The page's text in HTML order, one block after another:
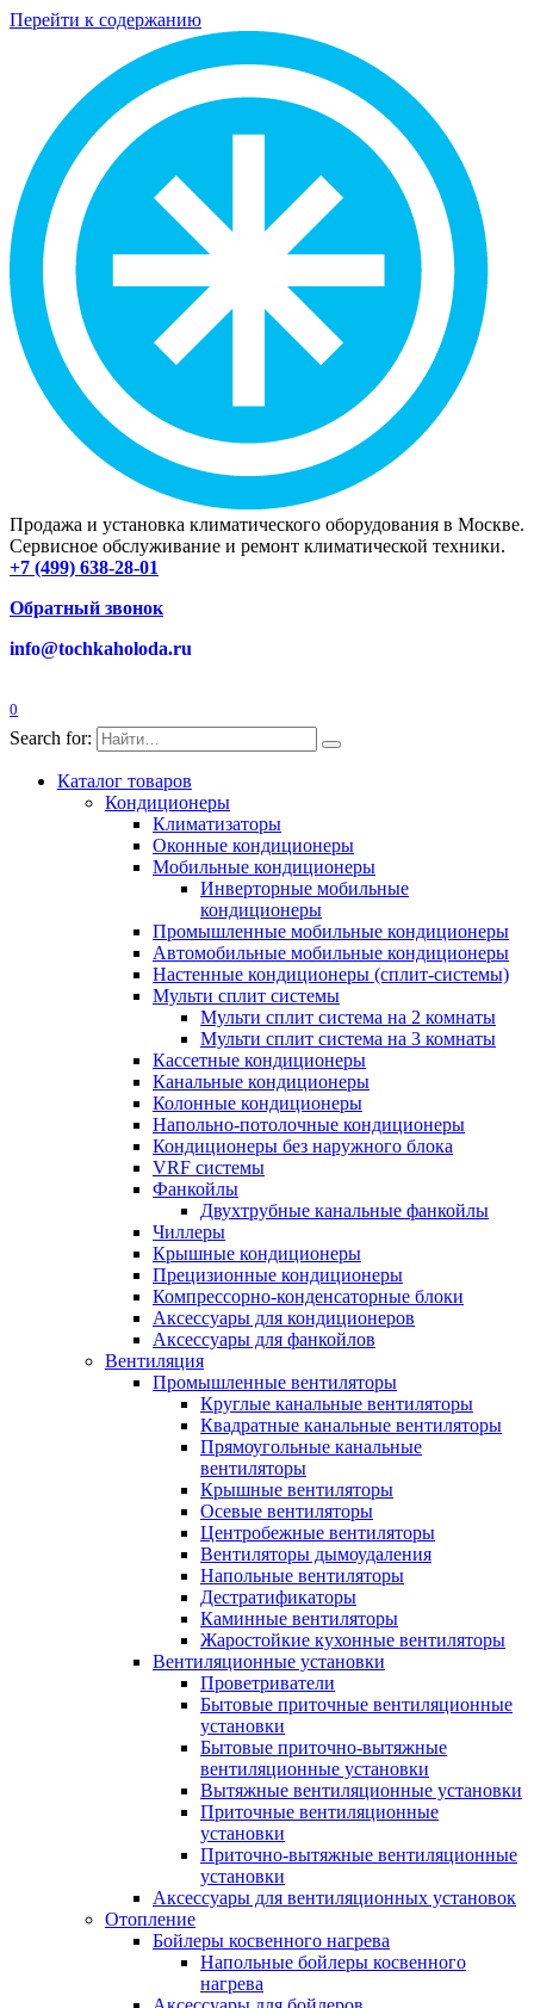
Перейти к содержанию
Продажа и установка климатического оборудования в Москве.
Сервисное обслуживание и ремонт климатической техники.
+7 (499) 638-28-01
Обратный звонок
info@tochkaholoda.ru
0
Search for:
Каталог товаров
Кондиционеры
Климатизаторы
Оконные кондиционеры
Мобильные кондиционеры
Инверторные мобильные
кондиционеры
Промышленные мобильные кондиционеры
Автомобильные мобильные кондиционеры
Настенные кондиционеры (сплит-системы)
Мульти сплит системы
Мульти сплит система на 2 комнаты
Мульти сплит система на 3 комнаты
Кассетные кондиционеры
Канальные кондиционеры
Колонные кондиционеры
Напольно-потолочные кондиционеры
Кондиционеры без наружного блока
VRF системы
Фанкойлы
Двухтрубные канальные фанкойлы
Чиллеры
Крышные кондиционеры
Прецизионные кондиционеры
Компрессорно-конденсаторные блоки
Аксессуары для кондиционеров
Аксессуары для фанкойлов
Вентиляция
Промышленные вентиляторы
Круглые канальные вентиляторы
Квадратные канальные вентиляторы
Прямоугольные канальные
вентиляторы
Крышные вентиляторы
Осевые вентиляторы
Центробежные вентиляторы
Вентиляторы дымоудаления
Напольные вентиляторы
Дестратификаторы
Каминные вентиляторы
Жаростойкие кухонные вентиляторы
Вентиляционные установки
Проветриватели
Бытовые приточные вентиляционные
установки
Бытовые приточно-вытяжные
вентиляционные установки
Вытяжные вентиляционные установки
Приточные вентиляционные
установки
Приточно-вытяжные вентиляционные
установки
Аксессуары для вентиляционных установок
Отопление
Бойлеры косвенного нагрева
Напольные бойлеры косвенного
нагрева